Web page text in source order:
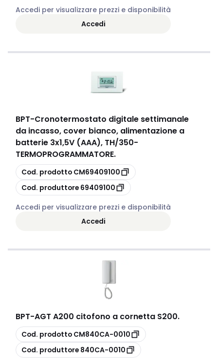
Accedi per visualizzare prezzi e disponibilità
Accedi
BPT-Cronotermostato digitale settimanale
da incasso, cover bianco, alimentazione a
batterie 3x1,5V (AAA), TH/350-
TERMOPROGRAMMATORE.
copia
Cod. prodotto CM69409100
copia
Cod. produttore 69409100
Accedi per visualizzare prezzi e disponibilità
Accedi
BPT-AGT A200 citofono a cornetta S200.
copia
Cod. prodotto CM840CA-0010
copia
Cod. produttore 840CA-0010